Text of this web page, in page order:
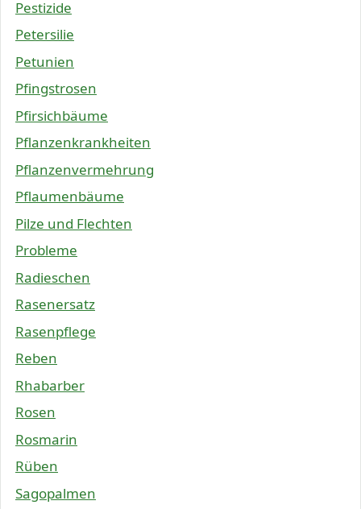
Pestizide
Petersilie
Petunien
Pfingstrosen
Pfirsichbäume
Pflanzenkrankheiten
Pflanzenvermehrung
Pflaumenbäume
Pilze und Flechten
Probleme
Radieschen
Rasenersatz
Rasenpflege
Reben
Rhabarber
Rosen
Rosmarin
Rüben
Sagopalmen